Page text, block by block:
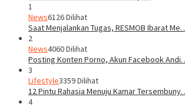
1
News6126 Dilihat
Saat Menjalankan Tugas, RESMOB Ibarat
2
News4060 Dilihat
Posting Konten Porno, Akun Facebook
3
Lifestyle3359 Dilihat
12 Pintu Rahasia Menuju Kamar
4